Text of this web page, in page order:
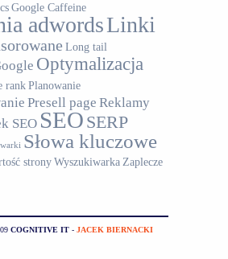
Google Caffeine
adwordsLinki
Long tail
Optymalizacja
rankPlanowanie
Presell page Reklamy
SEO SEO SERP
Słowa kluczowe
stronyWyszukiwarka Zaplecze
COGNITIVE IT - JACEK BIERNACKI